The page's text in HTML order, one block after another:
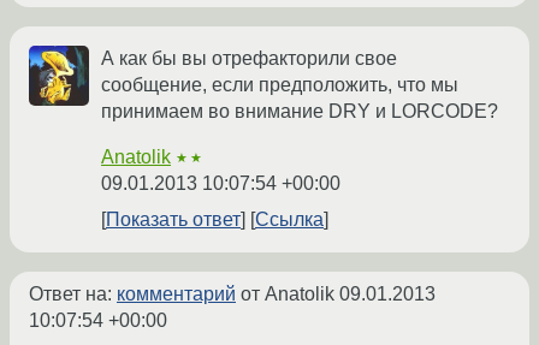
А как бы вы отрефакторили свое
сообщение, если предположить, что мы
принимаем во внимание DRY и LORCODE?
Anatolik ★★
09.01.2013 10:07:54 +00:00
Показать ответ
Ссылка
Ответ на: комментарий от Anatolik 09.01.2013
10:07:54 +00:00